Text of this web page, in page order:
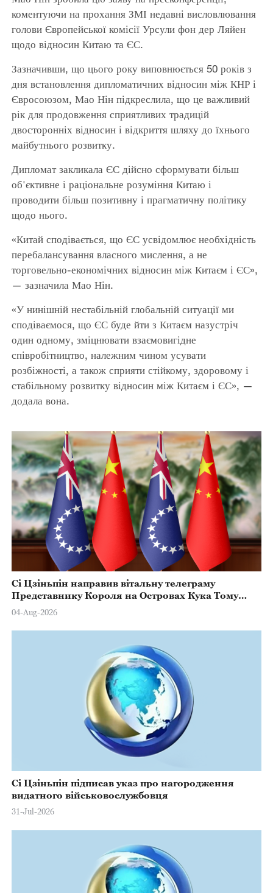
коментуючи на прохання ЗМІ недавні висловлювання
голови Європейської комісії Урсули фон дер Ляйен
щодо відносин Китаю та ЄС.
Зазначивши, що цього року виповнюється 50 років з
дня встановлення дипломатичних відносин між КНР і
Євросоюзом, Мао Нін підкреслила, що це важливий
рік для продовження сприятливих традицій
двосторонніх відносин і відкриття шляху до їхнього
майбутнього розвитку.
Дипломат закликала ЄС дійсно сформувати більш
об'єктивне і раціональне розуміння Китаю і
проводити більш позитивну і прагматичну політику
щодо нього.
«Китай сподівається, що ЄС усвідомлює необхідність
перебалансування власного мислення, а не
торговельно-економічних відносин між Китаєм і ЄС»,
— зазначила Мао Нін.
«У нинішній нестабільній глобальній ситуації ми
сподіваємося, що ЄС буде йти з Китаєм назустріч
один одному, зміцнювати взаємовигідне
співробітництво, належним чином усувати
розбіжності, а також сприяти стійкому, здоровому і
стабільному розвитку відносин між Китаєм і ЄС», —
додала вона.
Сі Цзіньпін направив вітальну телеграму
Представнику Короля на Островах Кука Тому
Марстерсу з нагоди Дня Конституції
04-Aug-2026
Сі Цзіньпін підписав указ про нагородження
видатного військовослужбовця
31-Jul-2026